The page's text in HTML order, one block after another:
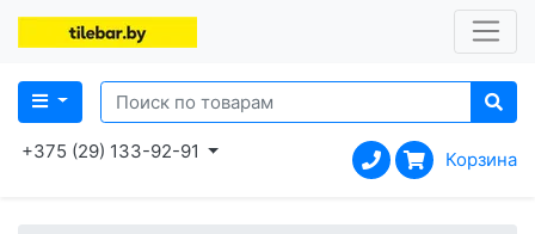
+375 (29) 133-92-91 Корзина